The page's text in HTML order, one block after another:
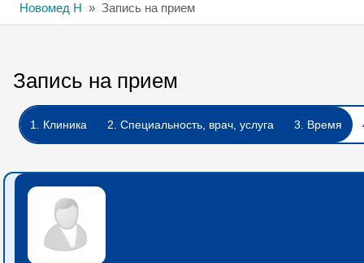
Новомед Н Запись на прием
Запись на прием
1. Клиника 2. Специальность, врач, услуга 3. Время